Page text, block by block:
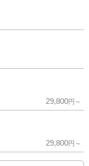
29,800円～
29,800円～